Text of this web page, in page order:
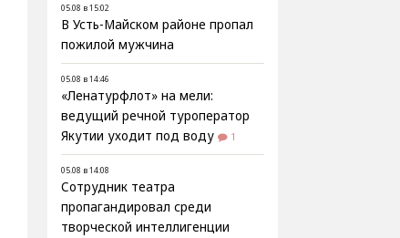
05.08 в 15:02
В Усть-Майском районе пропал
пожилой мужчина
05.08 в 14:46
«Ленатурфлот» на мели:
ведущий речной туроператор
Якутии уходит под воду
1
05.08 в 14:08
Сотрудник театра
пропагандировал среди
творческой интеллигенции